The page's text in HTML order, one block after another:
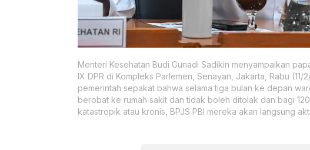
Menteri Kesehatan Budi Gunadi Sadikin menyampaikan
IX DPR di Kompleks Parlemen, Senayan, Jakarta, Rabu
pemerintah sepakat bahwa selama tiga bulan ke depan
berobat ke rumah sakit dan tidak boleh ditolak dan bagi
katastropik atau kronis, BPJS PBI mereka akan langsung